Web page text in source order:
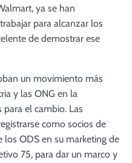
ya se han
para alcanzar los
de demostrar ese
un movimiento más
y las ONG en la
el cambio. Las
como socios de
ODS en su marketing de
75, para dar un marco y